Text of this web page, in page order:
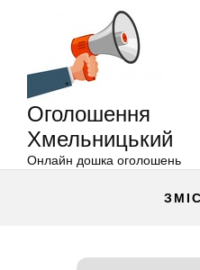
Оголошення
Хмельницький
Онлайн дошка оголошень